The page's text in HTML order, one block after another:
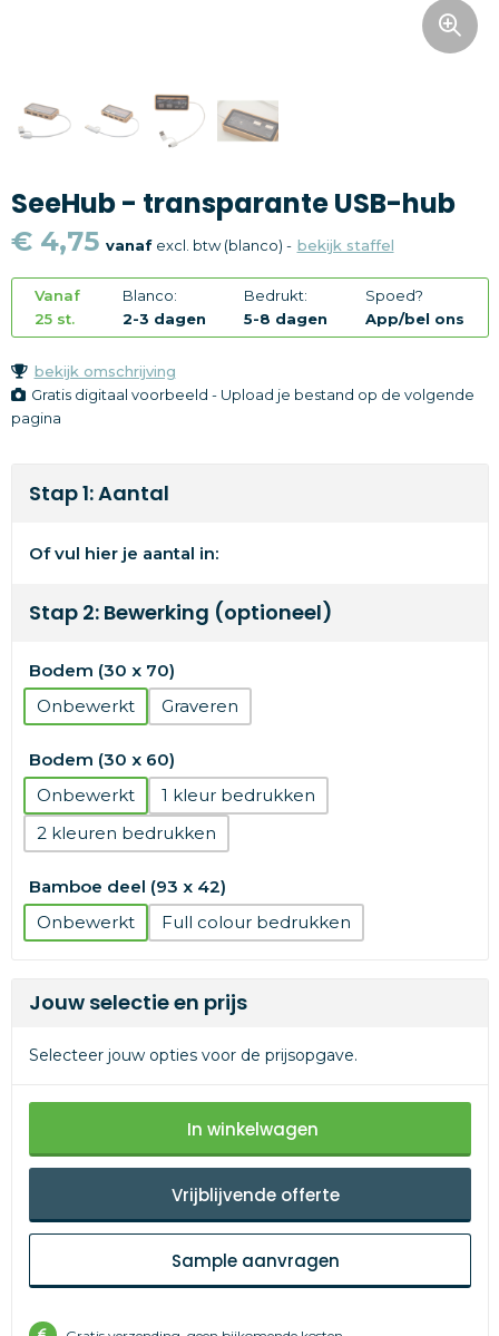
Kantoorartikelen
Textiel
Thema
Merken
SeeHub - transparante USB-hub
€ 4,75 vanafexcl. btw (blanco) - bekijk staffel
Vanaf
25 st.
Blanco:
2-3 dagen
Bedrukt:
5-8 dagen
Spoed?
App/bel ons
bekijk omschrijving
Gratis digitaal voorbeeld - Upload je bestand op de volgende
pagina
Stap 1: Aantal
Of vul hier je aantal in:
Stap 2: Bewerking (optioneel)
Bodem (30 x 70)
Onbewerkt
Graveren
Bodem (30 x 60)
Onbewerkt
1
2
Bamboe deel (93 x 42)
Onbewerkt
Full colour
Jouw selectie en prijs
Selecteer jouw opties voor de prijsopgave.
In winkelwagen
Vrijblijvende offerte
Sample aanvragen